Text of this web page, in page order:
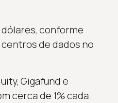
conforme
de dados no
Gigafund e
cerca de 1% cada.